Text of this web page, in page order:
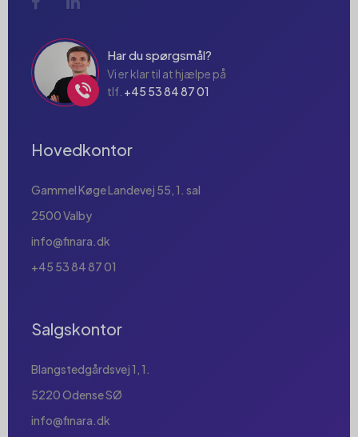
Har du spørgsmål?
Vi er klar til at hjælpe på
tlf. +45 53 84 87 01
Hovedkontor
Gammel Køge Landevej 55, 1. sal
2500 Valby
info@finara.dk
+45 53 84 87 01
Salgskontor
Blangstedgårdsvej 1, 1.
5220 Odense SØ
info@finara.dk